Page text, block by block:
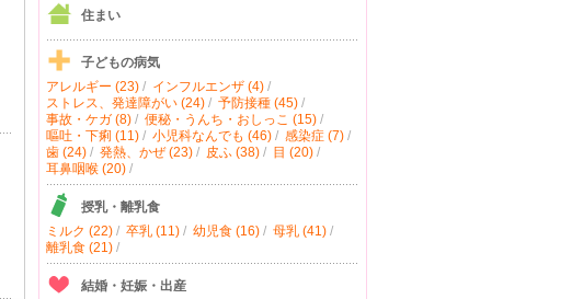
住まい
子どもの病気
アレルギー (23)/ インフルエンザ (4)/
ストレス、発達障がい (24)/ 予防接種 (45)/
事故・ケガ (8)/ 便秘・うんち・おしっこ (15)/
嘔吐・下痢 (11)/ 小児科なんでも (46)/ 感染症 (7)/
歯 (24)/ 発熱、かぜ (23)/ 皮ふ (38)/ 目 (20)/
耳鼻咽喉 (20)/
授乳・離乳食
ミルク (22)/ 卒乳 (11)/ 幼児食 (16)/ 母乳 (41)/
離乳食 (21)/
結婚・妊娠・出産